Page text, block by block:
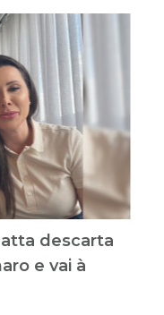
descarta
e vai à